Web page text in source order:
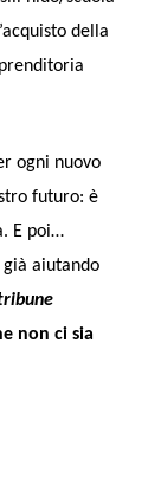
della
ogni nuovo
futuro: è
E poi…
aiutando
non ci sia